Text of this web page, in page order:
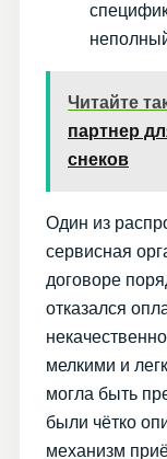
Читайте
партнер
снеков
Один из
сервисная
договоре
отказался
мелкими и
могла быть
были чётко
механизм